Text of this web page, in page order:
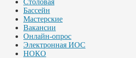
Бассейн
Мастерские
Вакансии
Онлайн-опрос
Электронная ИОС
НОКО